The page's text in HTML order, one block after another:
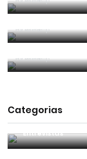
2024 05
Por RefereeTip
2023 06
Por RefereeTip
Categorias
Entrevistas